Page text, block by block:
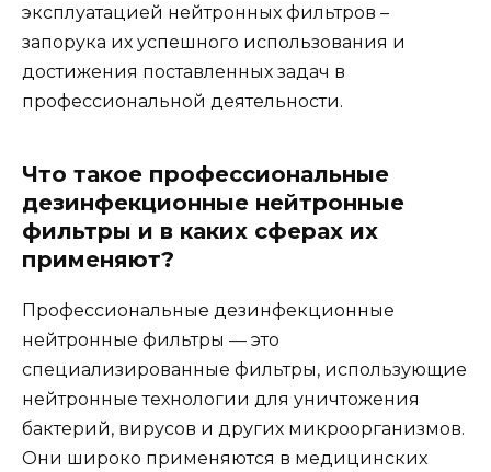
эксплуатацией нейтронных фильтров –
запорука их успешного использования и
достижения поставленных задач в
профессиональной деятельности.
Что такое профессиональные
дезинфекционные нейтронные
фильтры и в каких сферах их
применяют?
Профессиональные дезинфекционные
нейтронные фильтры — это
специализированные фильтры, использующие
нейтронные технологии для уничтожения
бактерий, вирусов и других микроорганизмов.
Они широко применяются в медицинских